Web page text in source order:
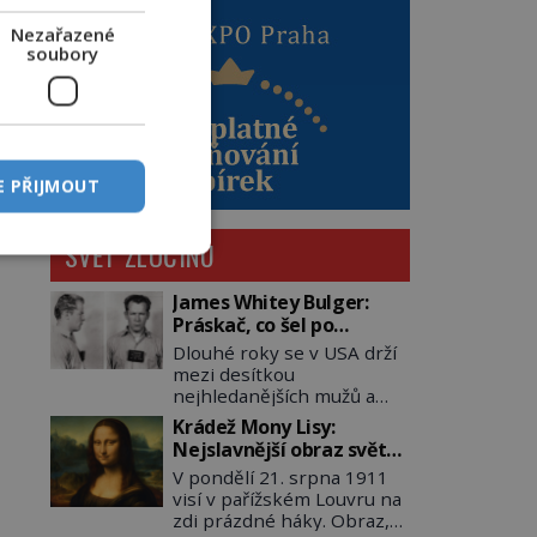
SVĚT ZLOČINU
James Whitey Bulger:
Práskač, co šel po
práskačích
Dlouhé roky se v USA drží
mezi desítkou
nejhledanějších mužů a
dopracuje to až na číslo
dvě – hned po Usámovi bin
Ládinovi (1957–2011). To je
James „Whitey“ Bulger
(1929–2018) viněný ze
spoluúčasti na 19
Krádež Mony Lisy:
Nejslavnější obraz světa
zůstane dva roky
nezvěstný
V pondělí 21. srpna 1911
visí v pařížském Louvru na
zdi prázdné háky. Obraz,
Nezařazené
soubory
PŘIJMOUT